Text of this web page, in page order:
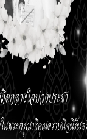
การกำหนดตำ
มีนาคม 18, 2026